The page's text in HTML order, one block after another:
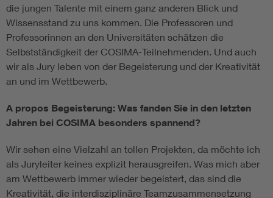
die jungen Talente mit einem ganz anderen Blick und
Wissensstand zu uns kommen. Die Professoren und
Professorinnen an den Universitäten schätzen die
Selbstständigkeit der COSIMA-Teilnehmenden. Und auch
wir als Jury leben von der Begeisterung und der Kreativität
an und im Wettbewerb.
A propos Begeisterung: Was fanden Sie in den letzten
Jahren bei COSIMA besonders spannend?
Wir sehen eine Vielzahl an tollen Projekten, da möchte ich
als Juryleiter keines explizit herausgreifen. Was mich aber
am Wettbewerb immer wieder begeistert, das sind die
Kreativität, die interdisziplinäre Teamzusammensetzung